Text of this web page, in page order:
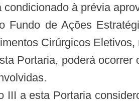
à prévia
Fundo de Ações
Cirúrgicos Eletivos,
Portaria, poderá
III a esta Portaria